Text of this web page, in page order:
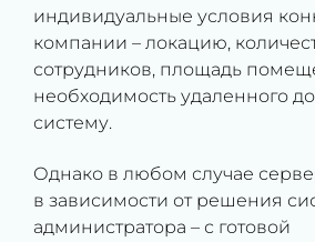
индивидуальные условия
компании – локацию,
сотрудников, площадь
необходимость удаленного
систему.
Однако в любом случае
в зависимости от решения
администратора – с готовой